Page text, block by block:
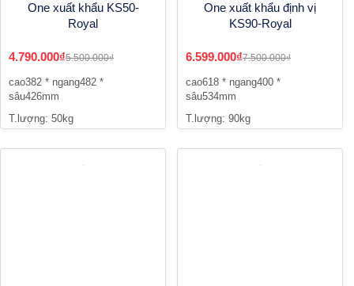
One xuất khẩu KS50-
Royal
4.790.000₫5.500.000₫
cao382 * ngang482 *
sâu426mm
T.lượng: 50kg
One xuất khẩu định vị
KS90-Royal
6.599.000₫7.500.000₫
cao618 * ngang400 *
sâu534mm
T.lượng: 90kg